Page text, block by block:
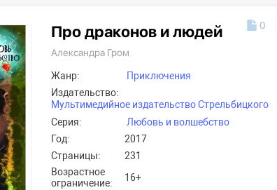
Про драконов и людей
Александра Гром
Жанр:
Приключения
Издательство:
Мультимедийное издательство Стрельбицкого
Серия:
Любовь и волшебство
Год:
2017
Страницы:
231
Возрастное
ограничение:
16+
0